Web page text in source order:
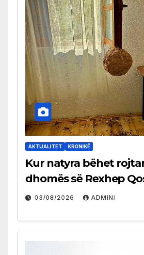
AKTUALITET KRONIKË
Kur natyra bëhet
dhomës së Rexhep
03/08/2026 ADMINI